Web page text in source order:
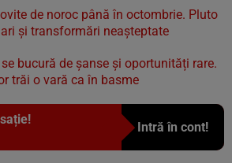
de noroc până în octombrie. Pluto
și transformări neașteptate
bucură de șanse și oportunități rare.
trăi o vară ca în basme
Intră în cont!